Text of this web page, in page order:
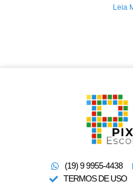
Leia
(19) 9 9955-4438
TERMOS DE USO